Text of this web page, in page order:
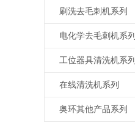
刷洗去毛刺机系列
电化学去毛刺机系列
工位器具清洗机系列
在线清洗机系列
奥环其他产品系列